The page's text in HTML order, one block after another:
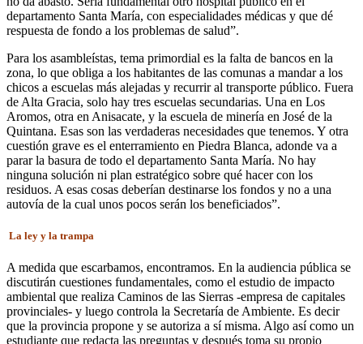
departamento Santa María, con especialidades médicas y que dé
respuesta de fondo a los problemas de salud”.
Para los asambleístas, tema primordial es la falta de bancos en la
zona, lo que obliga a los habitantes de las comunas a mandar a los
chicos a escuelas más alejadas y recurrir al transporte público. Fuera
de Alta Gracia, solo hay tres escuelas secundarias. Una en Los
Aromos, otra en Anisacate, y la escuela de minería en José de la
Quintana. Esas son las verdaderas necesidades que tenemos. Y otra
cuestión grave es el enterramiento en Piedra Blanca, adonde va a
parar la basura de todo el departamento Santa María. No hay
ninguna solución ni plan estratégico sobre qué hacer con los
residuos. A esas cosas deberían destinarse los fondos y no a una
autovía de la cual unos pocos serán los beneficiados”.
La ley y la trampa
A medida que escarbamos, encontramos. En la audiencia pública se
discutirán cuestiones fundamentales, como el estudio de impacto
ambiental que realiza Caminos de las Sierras -empresa de capitales
provinciales- y luego controla la Secretaría de Ambiente. Es decir
que la provincia propone y se autoriza a sí misma. Algo así como un
estudiante que redacta las preguntas y después toma su propio